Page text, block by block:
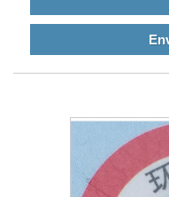
fuentes de